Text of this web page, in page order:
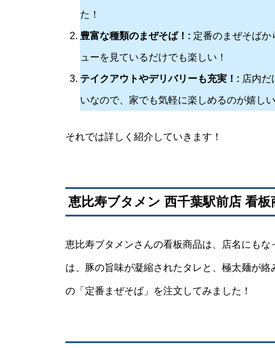
た！
豊富な種類のまぜそば！: 定番のまぜそば
ューを見ているだけでも楽しい！
テイクアウトやデリバリーも充実！: 店内だ
いなので、家でも気軽に楽しめるのが嬉しい
それでは詳しく紹介していきます！
恵比寿ブタメン 西千葉駅前店 看板
恵比寿ブタメンさんの看板商品は、店名にもな
は、豚の旨味が凝縮されたタレと、極太麺が
の「定番まぜそば」を注文してみました！